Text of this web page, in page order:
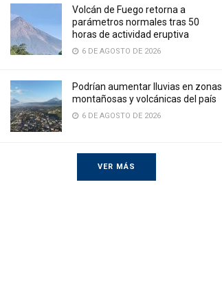
Volcán de Fuego retorna a
parámetros normales tras 50
horas de actividad eruptiva
6 DE AGOSTO DE 2026
Podrían aumentar lluvias en zonas
montañosas y volcánicas del país
6 DE AGOSTO DE 2026
VER MÁS